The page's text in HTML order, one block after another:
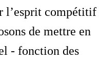
l’esprit compétitif
de mettre en
- fonction des